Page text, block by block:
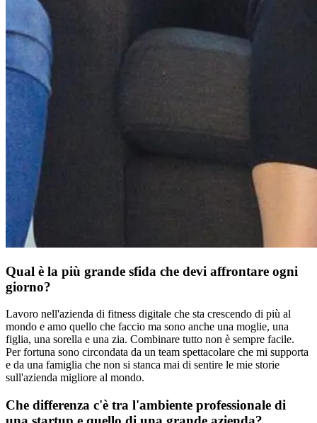
Qual è la più grande sfida che devi affrontare ogni
giorno?
Lavoro nell'azienda di fitness digitale che sta crescendo di più al
mondo e amo quello che faccio ma sono anche una moglie, una
figlia, una sorella e una zia. Combinare tutto non è sempre facile.
Per fortuna sono circondata da un team spettacolare che mi supporta
e da una famiglia che non si stanca mai di sentire le mie storie
sull'azienda migliore al mondo.
Che differenza c'è tra l'ambiente professionale di